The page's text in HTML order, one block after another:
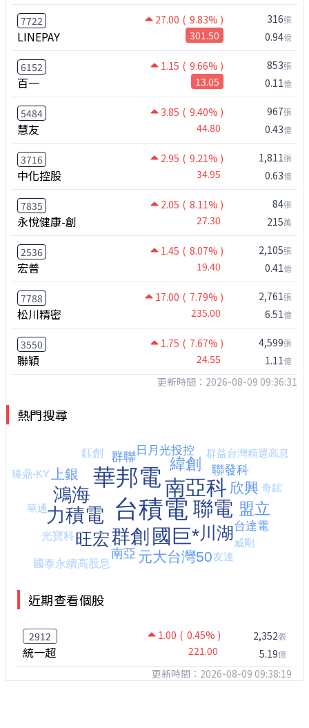
7722 27.00 ( 9.83% )
LINEPAY 301.50
316張
0.94億
6152 1.15 ( 9.66% )
百一 13.05
853張
0.11億
5484 3.85 ( 9.40% )
慧友 44.80
967張
0.43億
3716 2.95 ( 9.21% )
中化控股 34.95
1,811張
0.63億
7835 2.05 ( 8.11% )
永悅健康-創 27.30
84張
215萬
2536 1.45 ( 8.07% )
宏普 19.40
2,105張
0.41億
7788 17.00 ( 7.79% )
松川精密 235.00
2,761張
6.51億
3550 1.75 ( 7.67% )
聯穎 24.55
4,599張
1.11億
更新時間：2026-08-09 09:36:31
熱門搜尋
近期查看個股
2912 1.00 ( 0.45% )
統一超 221.00
2,352張
5.19億
更新時間：2026-08-09 09:38:19